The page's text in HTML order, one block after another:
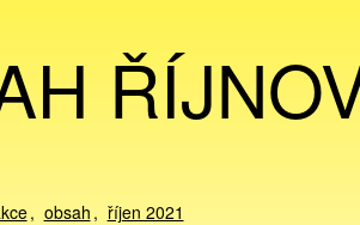
obsah říjen 2021